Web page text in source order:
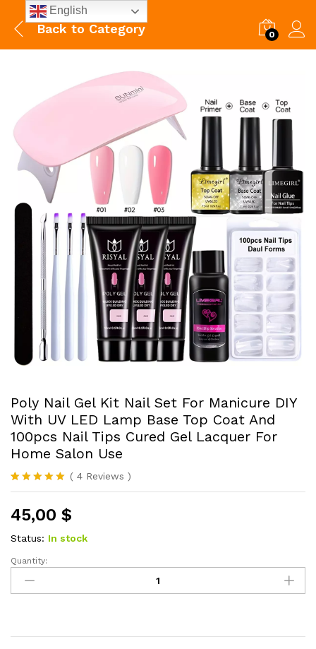
Back to Category 0
Poly Nail Gel Kit Nail Set For Manicure DIY
With UV LED Lamp Base Top Coat And
100pcs Nail Tips Cured Gel Lacquer For
Home Salon Use
Rated5.00
based on
4
customer
ratings
( 4 Reviews )
45,00 $
Status: In stock
Poly
Nail
Gel
Quantity:
English